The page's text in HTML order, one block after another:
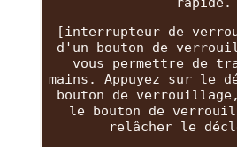
[interrupteur de
d'un bouton de
vous permettre de
mains. Appuyez sur le
bouton de
le bouton de
relâcher le